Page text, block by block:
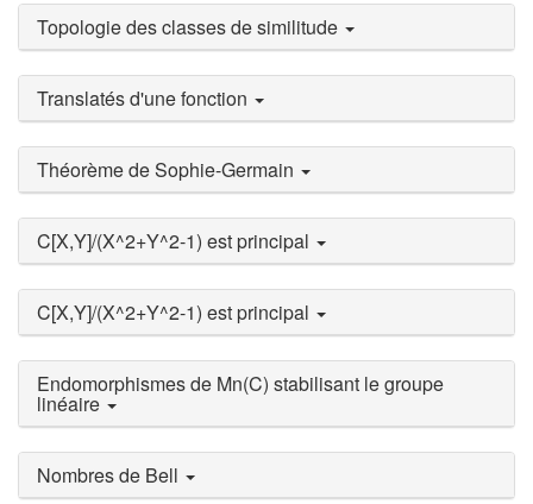
Topologie des classes de similitude
Translatés d'une fonction
Théorème de Sophie-Germain
C[X,Y]/(X^2+Y^2-1) est principal
C[X,Y]/(X^2+Y^2-1) est principal
Endomorphismes de Mn(C) stabilisant le groupe
linéaire
Nombres de Bell